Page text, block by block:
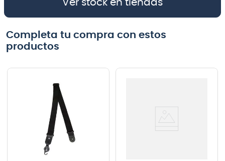
Ver stock en tiendas
Completa tu compra con estos
productos